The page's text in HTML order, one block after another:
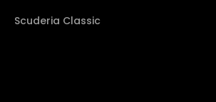
Scuderia Classic